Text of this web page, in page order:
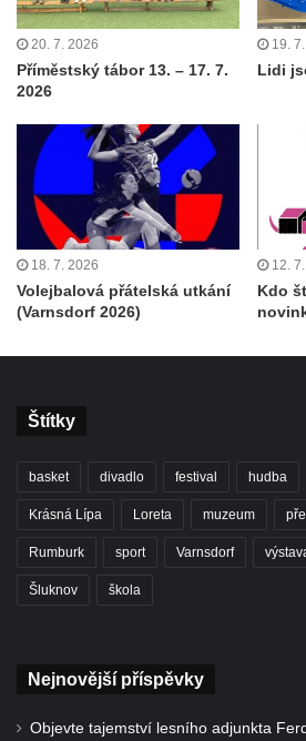
20. 7. 2026
Příměstský tábor 13. – 17. 7.
2026
19.
Lidi
18. 7. 2026
Volejbalová přátelská utkání
(Varnsdorf 2026)
12.
Kdo
Štítky
basket divadlo festival hudba
Krásná Lípa Loreta muzeum
Rumburk sport Varnsdorf
Šluknov škola
Nejnovější příspěvky
Objevte tajemství lesního adjunkta